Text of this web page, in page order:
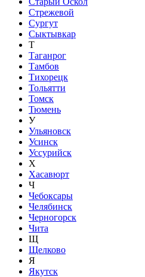
Стрежевой
Сургут
Сыктывкар
Т
Таганрог
Тамбов
Тихорецк
Тольятти
Томск
Тюмень
У
Ульяновск
Усинск
Уссурийск
Х
Хасавюрт
Ч
Чебоксары
Челябинск
Черногорск
Чита
Щ
Щелково
Я
Якутск